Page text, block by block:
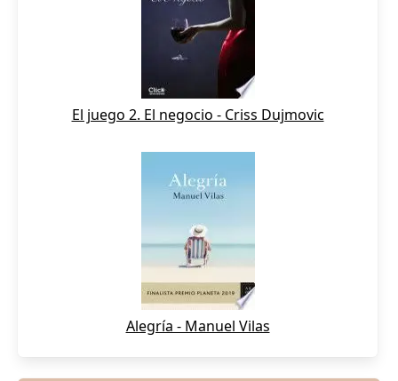
El juego 2. El negocio - Criss Dujmovic
Alegría - Manuel Vilas